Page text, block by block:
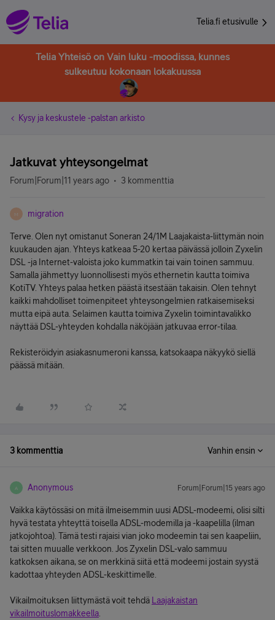
Telia.fi etusivulle
Telia Yhteisö on Vain luku -moodissa, kunnes
sulkeutuu kokonaan lokakuussa
Kysy ja keskustele -palstan arkisto
Jatkuvat yhteysongelmat
Forum|Forum|11 years ago 3 kommenttia
M migration
Terve. Olen nyt omistanut Soneran 24/1M Laajakaista-liittymän noin
kuukauden ajan. Yhteys katkeaa 5-20 kertaa päivässä jolloin Zyxelin
DSL -ja Internet-valoista joko kummatkin tai vain toinen sammuu.
Samalla jähmettyy luonnollisesti myös ethernetin kautta toimiva
KotiTV. Yhteys palaa hetken päästä itsestään takaisin. Olen tehnyt
kaikki mahdolliset toimenpiteet yhteysongelmien ratkaisemiseksi
mutta eipä auta. Selaimen kautta toimiva Zyxelin toimintavalikko
näyttää DSL-yhteyden kohdalla näköjään jatkuvaa error-tilaa.
Rekisteröidyin asiakasnumeroni kanssa, katsokaapa näkyykö siellä
päässä mitään.
3 kommenttia Vanhin ensin
A Anonymous Forum|Forum|15 years ago
Vaikka käytössäsi on mitä ilmeisemmin uusi ADSL-modeemi, olisi silti
hyvä testata yhteyttä toisella ADSL-modemilla ja -kaapelilla (ilman
jatkojohtoa). Tämä testi rajaisi vian joko modeemin tai sen kaapeliin,
tai sitten muualle verkkoon. Jos Zyxelin DSL-valo sammuu
katkoksen aikana, se on merkkinä siitä että modeemi jostain syystä
kadottaa yhteyden ADSL-keskittimelle.
Vikailmoituksen liittymästä voit tehdä
Laajakaistan
vikailmoituslomakkeella